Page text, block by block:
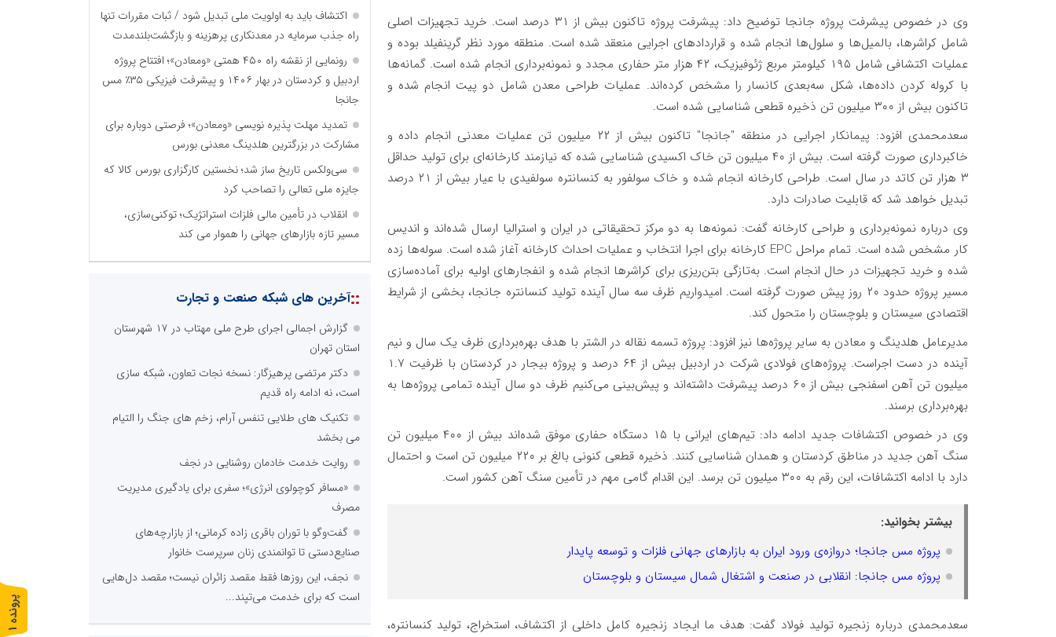
وی در خصوص پیشرفت پروژه جانجا توضیح داد: پیشرفت پروژه تاکنون بیش از ۳۱ درصد است. خرید تجهیزات اصلی
شامل کراشرها، بالمیل‌ها و سلول‌ها انجام شده و قراردادهای اجرایی منعقد شده است. منطقه مورد نظر گرینفیلد بوده و
عملیات اکتشافی شامل ۱۹۵ کیلومتر مربع ژئوفیزیک، ۴۲ هزار متر حفاری مجدد و نمونه‌برداری انجام شده است. گمانه‌ها
با کروله کردن داده‌ها، شکل سه‌بعدی کانسار را مشخص کرده‌اند. عملیات طراحی معدن شامل دو پیت انجام شده و
تاکنون بیش از ۳۰۰ میلیون تن ذخیره قطعی شناسایی شده است.
سعدمحمدی افزود: پیمانکار اجرایی در منطقه "جانجا" تاکنون بیش از ۲۲ میلیون تن عملیات معدنی انجام داده و
خاکبرداری صورت گرفته است. بیش از ۴۰ میلیون تن خاک اکسیدی شناسایی شده که نیازمند کارخانه‌ای برای تولید حداقل
۳ هزار تن کاتد در سال است. طراحی کارخانه انجام شده و خاک سولفور به کنسانتره سولفیدی با عیار بیش از ۲۱ درصد
تبدیل خواهد شد که قابلیت صادرات دارد.
وی درباره نمونه‌برداری و طراحی کارخانه گفت: نمونه‌ها به دو مرکز تحقیقاتی در ایران و استرالیا ارسال شده‌اند و اندیس
کار مشخص شده است. تمام مراحل EPC کارخانه برای اجرا انتخاب و عملیات احداث کارخانه آغاز شده است. سوله‌ها زده
شده و خرید تجهیزات در حال انجام است. به‌تازگی بتن‌ریزی برای کراشرها انجام شده و انفجارهای اولیه برای آماده‌سازی
مسیر پروژه حدود ۲۰ روز پیش صورت گرفته است. امیدواریم ظرف سه سال آینده تولید کنسانتره جانجا، بخشی از شرایط
اقتصادی سیستان و بلوچستان را متحول کند.
مدیرعامل هلدینگ و معادن به سایر پروژه‌ها نیز افزود: پروژه تسمه نقاله در الشتر با هدف بهره‌برداری ظرف یک سال و نیم
آینده در دست اجراست. پروژه‌های فولادی شرکت در اردبیل بیش از ۶۴ درصد و پروژه بیجار در کردستان با ظرفیت ۱.۷
میلیون تن آهن اسفنجی بیش از ۶۰ درصد پیشرفت داشته‌اند و پیش‌بینی می‌کنیم ظرف دو سال آینده تمامی پروژه‌ها به
بهره‌برداری برسند.
وی در خصوص اکتشافات جدید ادامه داد: تیم‌های ایرانی با ۱۵ دستگاه حفاری موفق شده‌اند بیش از ۴۰۰ میلیون تن
سنگ آهن جدید در مناطق کردستان و همدان شناسایی کنند. ذخیره قطعی کنونی بالغ بر ۲۲۰ میلیون تن است و احتمال
دارد با ادامه اکتشافات، این رقم به ۳۰۰ میلیون تن برسد. این اقدام گامی مهم در تأمین سنگ آهن کشور است.
بیشتر بخوانید:
پروژه مس جانجا؛ دروازه‌ی ورود ایران به بازارهای جهانی فلزات و توسعه پایدار
پروژه مس جانجا: انقلابی در صنعت و اشتغال شمال سیستان و بلوچستان
سعدمحمدی درباره زنجیره تولید فولاد گفت: هدف ما ایجاد زنجیره کامل داخلی از اکتشاف، استخراج، تولید کنسانتره،
اکتشاف باید به اولویت ملی تبدیل شود / ثبات مقررات تنها
راه جذب سرمایه در معدنکاری پرهزینه و بازگشت‌بلندمدت
رونمایی از نقشه راه ۴۵۰ همتی «ومعادن»؛ افتتاح پروژه
اردبیل و کردستان در بهار ۱۴۰۶ و پیشرفت فیزیکی ۳۵٪ مس
جانجا
تمدید مهلت پذیره نویسی «ومعادن»؛ فرصتی دوباره برای
مشارکت در بزرگترین هلدینگ معدنی بورس
سی‌ولکس تاریخ ساز شد؛ نخستین کارگزاری بورس کالا که
جایزه ملی تعالی را تصاحب کرد
انقلاب در تأمین مالی فلزات استراتژیک؛ توکنی‌سازی،
مسیر تازه بازارهای جهانی را هموار می کند
::آخرین های شبکه صنعت و تجارت
گزارش اجمالی اجرای طرح ملی مهتاب در ۱۷ شهرستان
استان تهران
دکتر مرتضی پرهیزگار: نسخه نجات تعاون، شبکه سازی
است، نه ادامه راه قدیم
تکنیک های طلایی تنفس آرام، زخم های جنگ را التیام
می بخشد
روایت خدمت خادمان روشنایی در نجف
«مسافر کوچولوی انرژی»؛ سفری برای یادگیری مدیریت
مصرف
گفت‌وگو با توران باقری‌ زاده کرمانی؛ از بازارچه‌های
صنایع‌دستی تا توانمندی زنان سرپرست خانوار
نجف، این روزها فقط مقصد زائران نیست؛ مقصد دل‌هایی
است که برای خدمت می‌تپند...
پ
ر
و
ن
د
ه
1